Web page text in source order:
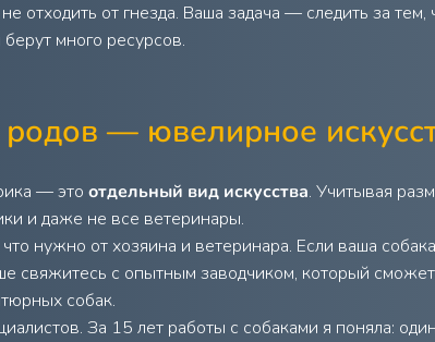
отходить от гнезда. Ваша задача — следить за
много ресурсов.
— ювелирное
— это отдельный вид искусства. Учитывая
и даже не все ветеринары.
нужно от хозяина и ветеринара. Если ваша
свяжитесь с опытным заводчиком, который
собак.
За 15 лет работы с собаками я поняла: